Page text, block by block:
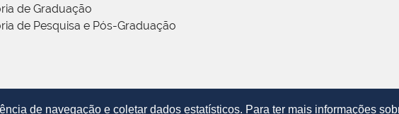
de navegação e coletar dados estatísticos. Para ter mais informações
de Graduação
de Pesquisa e Pós-Graduação